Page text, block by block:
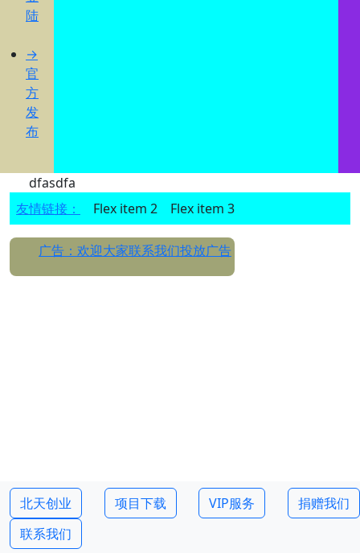
陆
→
官
方
发
布
dfasdfa
友情链接：
Flex item 2 Flex item 3
广告：欢迎大家联系我们投放广告
北天创业 项目下载 VIP服务
捐赠我们
联系我们